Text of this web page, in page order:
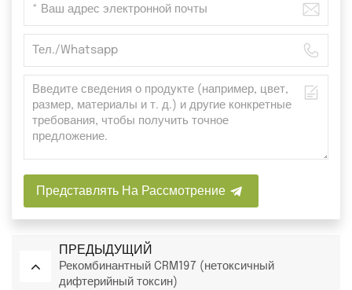
Представлять На Рассмотрение
ПРЕДЫДУЩИЙ
Рекомбинантный CRM197 (нетоксичный
дифтерийный токсин)